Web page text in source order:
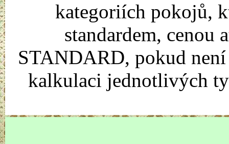
kategoriích pokojů,
standardem,
STANDARD, pokud
kalkulaci jednotlivých